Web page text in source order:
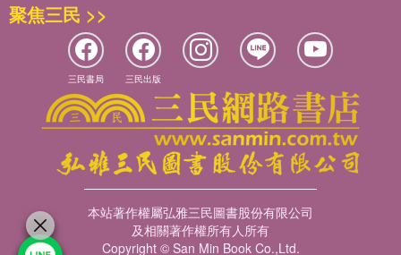
聚焦三民 >>
三民書局 三民出版
本站著作權屬弘雅三民圖書股份有限公司
及相關著作權所有人所有
Copyright © San Min Book Co.,Ltd.